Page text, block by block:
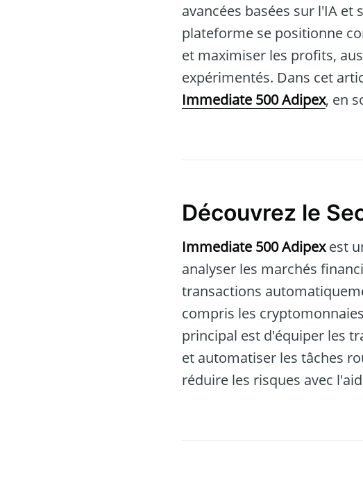
avancées basées sur l'IA
plateforme se positionne
et maximiser les profits,
expérimentés. Dans cet
Immediate 500 Adipex, en
Découvrez le
Immediate 500 Adipexest
analyser les marchés
transactions
compris les
principal est d'équiper les
et automatiser les tâches
réduire les risques avec